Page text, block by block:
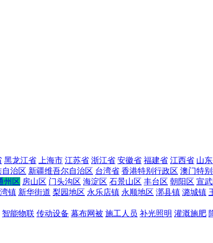
黑龙江省 上海市 江苏省 浙江省 安徽省 福建省 江西省 山
治区 新疆维吾尔自治区 台湾省 香港特别行政区 澳门特
州区 房山区 门头沟区 海淀区 石景山区 丰台区 朝阳区 宣
镇 新华街道 梨园地区 永乐店镇 永顺地区 漷县镇 潞城镇
智能物联 传动设备 幕布网被 施工人员 补光照明 灌溉施肥